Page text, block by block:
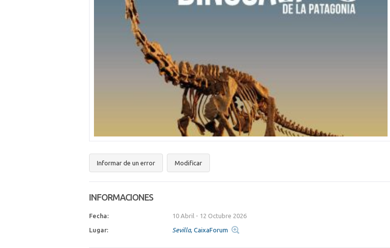
Informar de un error Modificar
INFORMACIONES
Fecha: 10 Abril - 12 Octubre 2026
Lugar: Sevilla, CaixaForum